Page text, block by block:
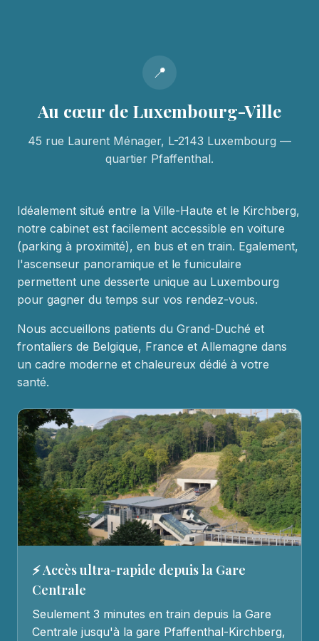
📍
Au cœur de Luxembourg-Ville
45 rue Laurent Ménager, L-2143 Luxembourg —
quartier Pfaffenthal.
Idéalement situé entre la Ville-Haute et le Kirchberg,
notre cabinet est facilement accessible en voiture
(parking à proximité), en bus et en train. Egalement,
l'ascenseur panoramique et le funiculaire
permettent une desserte unique au Luxembourg
pour gagner du temps sur vos rendez-vous.
Nous accueillons patients du Grand-Duché et
frontaliers de Belgique, France et Allemagne dans
un cadre moderne et chaleureux dédié à votre
santé.
⚡ Accès ultra-rapide depuis la Gare
Centrale
Seulement 3 minutes en train depuis la Gare
Centrale jusqu'à la gare Pfaffenthal-Kirchberg,